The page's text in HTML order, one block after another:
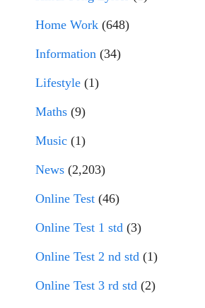
Home Work (648)
Information (34)
Lifestyle (1)
Maths (9)
Music (1)
News (2,203)
Online Test (46)
Online Test 1 std (3)
Online Test 2 nd std (1)
Online Test 3 rd std (2)